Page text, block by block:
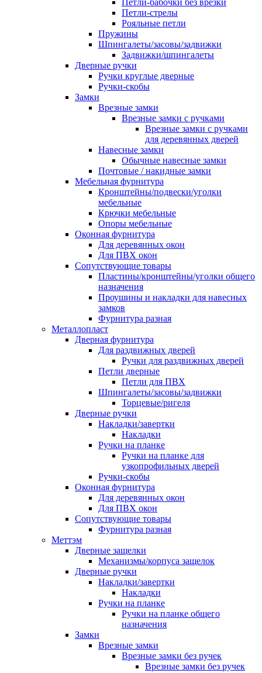
Петли-бабочки без врезки
Петли-стрелы
Рояльные петли
Пружины
Шпингалеты/засовы/задвижки
Задвижки/шпингалеты
Дверные ручки
Ручки круглые дверные
Ручки-скобы
Замки
Врезные замки
Врезные замки с ручками
Врезные замки с ручками
для деревянных дверей
Навесные замки
Обычные навесные замки
Почтовые / накидные замки
Мебельная фурнитура
Кронштейны/подвески/уголки
мебельные
Крючки мебельные
Опоры мебельные
Оконная фурнитура
Для деревянных окон
Для ПВХ окон
Сопутствующие товары
Пластины/кронштейны/уголки общего
назначения
Проушины и накладки для навесных
замков
Фурнитура разная
Металлопласт
Дверная фурнитура
Для раздвижных дверей
Ручки для раздвижных дверей
Петли дверные
Петли для ПВХ
Шпингалеты/засовы/задвижки
Торцевые/ригеля
Дверные ручки
Накладки/завертки
Накладки
Ручки на планке
Ручки на планке для
узкопрофильных дверей
Ручки-скобы
Оконная фурнитура
Для деревянных окон
Для ПВХ окон
Сопутствующие товары
Фурнитура разная
Меттэм
Дверные защелки
Механизмы/корпуса защелок
Дверные ручки
Накладки/завертки
Накладки
Ручки на планке
Ручки на планке общего
назначения
Замки
Врезные замки
Врезные замки без ручек
Врезные замки без ручек